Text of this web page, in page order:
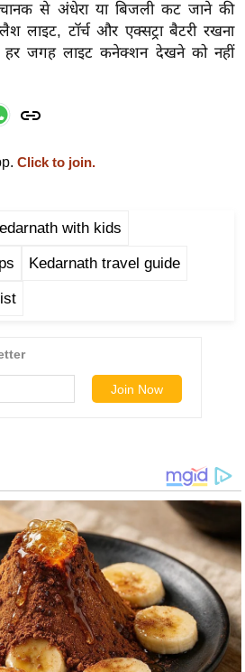
से अंधेरा या बिजली कट जाने की
लाइट, टॉर्च और एक्सट्रा बैटरी रखना
हर जगह लाइट कनेक्शन देखने को नहीं
Click to join.
with kids
Kedarnath travel guide